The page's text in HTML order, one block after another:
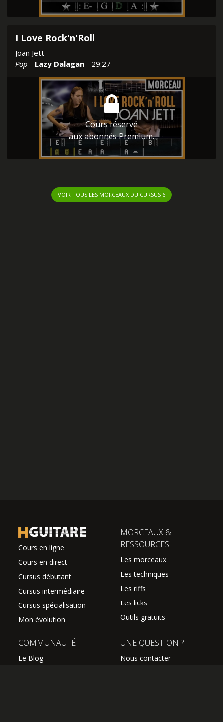
I Love Rock'n'Roll
Joan Jett
Pop - Lazy Dalagan - 29:27
Cours réservé
aux abonnés Premium.
VOIR TOUS LES MORCEAUX DU CURSUS 6
Cours en ligne
Cours en direct
Cursus débutant
Cursus intermédiaire
Cursus spécialisation
Mon évolution
MORCEAUX &
RESSOURCES
Les morceaux
Les techniques
Les riffs
Les licks
Outils gratuits
COMMUNAUTÉ
Le Blog
UNE QUESTION ?
Nous contacter